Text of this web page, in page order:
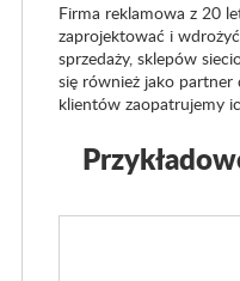
Firma reklamowa z 20
zaprojektować i
sprzedaży, sklepów
się również jako
klientów zaopatrujemy